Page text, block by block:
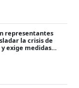
representantes
la crisis de
exige medidas
y las